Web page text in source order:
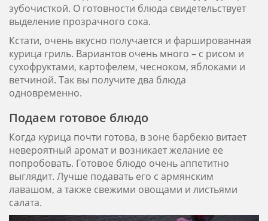
зубочисткой. О готовности блюда свидетельствует
выделение прозрачного сока.
Кстати, очень вкусно получается и фаршированная
курица гриль. Вариантов очень много – с рисом и
сухофруктами, картофелем, чесноком, яблоками и
ветчиной. Так вы получите два блюда
одновременно.
Подаем готовое блюдо
Когда курица почти готова, в зоне барбекю витает
невероятный аромат и возникает желание ее
попробовать. Готовое блюдо очень аппетитно
выглядит. Лучше подавать его с армянским
лавашом, а также свежими овощами и листьями
салата.